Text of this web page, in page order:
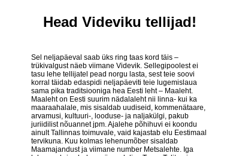
Head Videviku tellijad!
Sel neljapäeval saab üks ring taas kord täis –
trükivalgust näeb viimane Videvik. Sellegipoolest ei
tasu lehe tellijatel pead norgu lasta, sest teie soovi
korral täidab edaspidi neljapäeviti teie lugemislaua
sama pika traditsiooniga hea Eesti leht – Maaleht.
Maaleht on Eesti suurim nädalaleht nii linna- kui ka
maaraahalale, mis sisaldab uudiseid, kommenätaare,
arvamusi, kultuuri-, looduse- ja naljakülgi, pakub
juriidilist nõuannet jpm. Ajalehe põhihuvi ei koondu
ainult Tallinnas toimuvale, vaid kajastab elu Eestimaal
tervikuna. Kuu kolmas lehenumõber sisaldab
Maamajandust ja viimane number Metsalehte. Iga